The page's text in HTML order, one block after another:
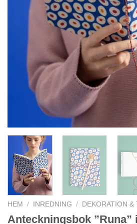
HEM / INREDNING / DEKORATION &
Anteckningsbok ”Runa”